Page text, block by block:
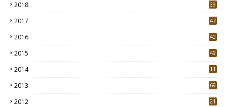
2018
39
2017
47
2016
40
2015
49
2014 11
2013 69
2012 21